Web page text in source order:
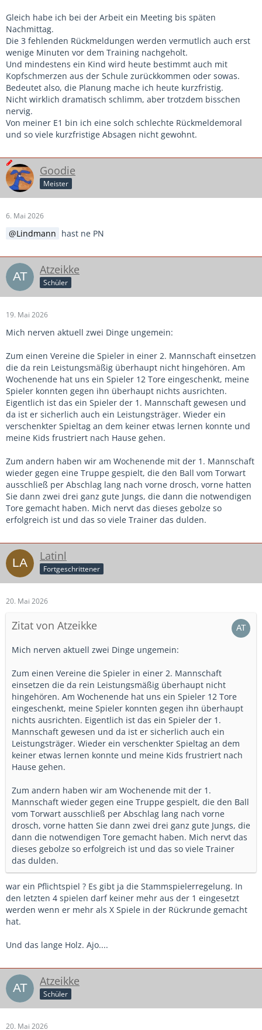
Gleich habe ich bei der Arbeit ein Meeting bis späten
Nachmittag.
Die 3 fehlenden Rückmeldungen werden vermutlich auch erst
wenige Minuten vor dem Training nachgeholt.
Und mindestens ein Kind wird heute bestimmt auch mit
Kopfschmerzen aus der Schule zurückkommen oder sowas.
Bedeutet also, die Planung mache ich heute kurzfristig.
Nicht wirklich dramatisch schlimm, aber trotzdem bisschen
nervig.
Von meiner E1 bin ich eine solch schlechte Rückmeldemoral
und so viele kurzfristige Absagen nicht gewohnt.
Goodie
Meister
6. Mai 2026
Lindmann hast ne PN
Atzeikke
Schüler
19. Mai 2026
Mich nerven aktuell zwei Dinge ungemein:
Zum einen Vereine die Spieler in einer 2. Mannschaft einsetzen
die da rein Leistungsmäßig überhaupt nicht hingehören. Am
Wochenende hat uns ein Spieler 12 Tore eingeschenkt, meine
Spieler konnten gegen ihn überhaupt nichts ausrichten.
Eigentlich ist das ein Spieler der 1. Mannschaft gewesen und
da ist er sicherlich auch ein Leistungsträger. Wieder ein
verschenkter Spieltag an dem keiner etwas lernen konnte und
meine Kids frustriert nach Hause gehen.
Zum andern haben wir am Wochenende mit der 1. Mannschaft
wieder gegen eine Truppe gespielt, die den Ball vom Torwart
ausschließ per Abschlag lang nach vorne drosch, vorne hatten
Sie dann zwei drei ganz gute Jungs, die dann die notwendigen
Tore gemacht haben. Mich nervt das dieses gebolze so
erfolgreich ist und das so viele Trainer das dulden.
Latinl
Fortgeschrittener
20. Mai 2026
Zitat von Atzeikke
Mich nerven aktuell zwei Dinge ungemein:
Zum einen Vereine die Spieler in einer 2. Mannschaft
einsetzen die da rein Leistungsmäßig überhaupt nicht
hingehören. Am Wochenende hat uns ein Spieler 12 Tore
eingeschenkt, meine Spieler konnten gegen ihn überhaupt
nichts ausrichten. Eigentlich ist das ein Spieler der 1.
Mannschaft gewesen und da ist er sicherlich auch ein
Leistungsträger. Wieder ein verschenkter Spieltag an dem
keiner etwas lernen konnte und meine Kids frustriert nach
Hause gehen.
Zum andern haben wir am Wochenende mit der 1.
Mannschaft wieder gegen eine Truppe gespielt, die den Ball
vom Torwart ausschließ per Abschlag lang nach vorne
drosch, vorne hatten Sie dann zwei drei ganz gute Jungs, die
dann die notwendigen Tore gemacht haben. Mich nervt das
dieses gebolze so erfolgreich ist und das so viele Trainer
das dulden.
war ein Pflichtspiel ? Es gibt ja die Stammspielerregelung. In
den letzten 4 spielen darf keiner mehr aus der 1 eingesetzt
werden wenn er mehr als X Spiele in der Rückrunde gemacht
hat.
Und das lange Holz. Ajo....
Atzeikke
Schüler
20. Mai 2026